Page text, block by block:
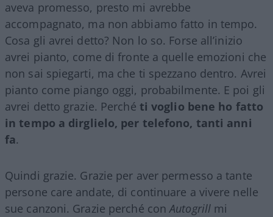
aveva promesso, presto mi avrebbe
accompagnato, ma non abbiamo fatto in tempo.
Cosa gli avrei detto? Non lo so. Forse all’inizio
avrei pianto, come di fronte a quelle emozioni che
non sai spiegarti, ma che ti spezzano dentro. Avrei
pianto come piango oggi, probabilmente. E poi gli
avrei detto grazie. Perché ti voglio bene ho fatto
in tempo a dirglielo, per telefono, tanti anni
fa.
Quindi grazie. Grazie per aver permesso a tante
persone care andate, di continuare a vivere nelle
sue canzoni. Grazie perché conAutogrill mi